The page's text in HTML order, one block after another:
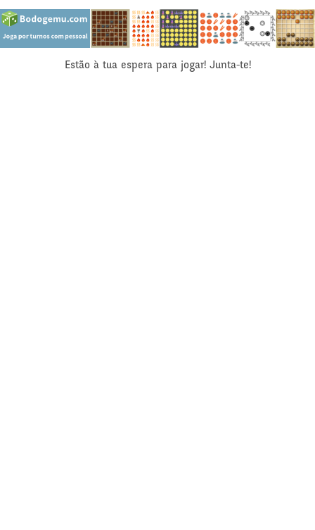
Estão à tua espera para jogar! Junta-te!